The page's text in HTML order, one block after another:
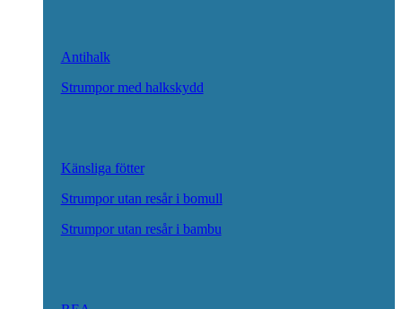
Antihalk
Strumpor med halkskydd
Känsliga fötter
Strumpor utan resår i bomull
Strumpor utan resår i bambu